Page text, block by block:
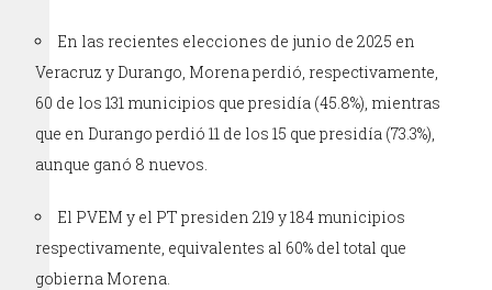
En las recientes elecciones de junio de 2025 en
Veracruz y Durango, Morena perdió, respectivamente,
60 de los 131 municipios que presidía (45.8%), mientras
que en Durango perdió 11 de los 15 que presidía (73.3%),
aunque ganó 8 nuevos.
El PVEM y el PT presiden 219 y 184 municipios
respectivamente, equivalentes al 60% del total que
gobierna Morena.